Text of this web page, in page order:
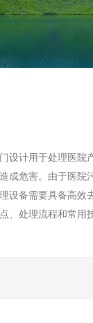
设计用于处理医院
成危害。由于医院
设备需要具备高效
、处理流程和常用